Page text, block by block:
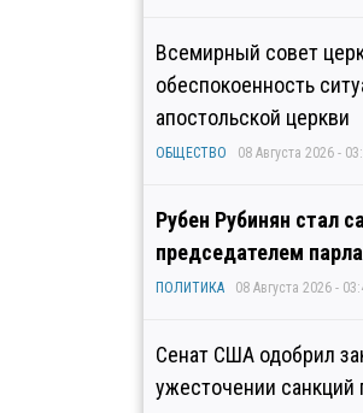
Всемирный совет
обеспокоенность
апостольской церкви
ОБЩЕСТВО 08 Августа 2026 -
Рубен Рубинян стал
председателем
ПОЛИТИКА 08 Августа 2026 -
Сенат США одобрил
ужесточении санкций